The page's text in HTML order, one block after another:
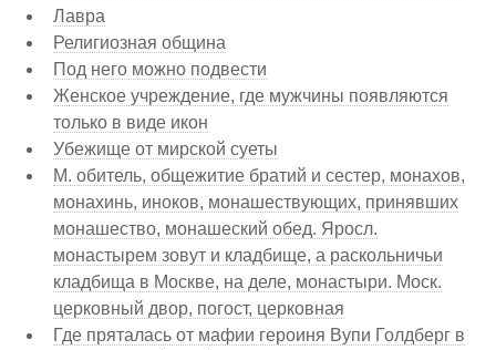
Лавра
Религиозная община
Под него можно подвести
Женское учреждение, где мужчины появляются
только в виде икон
Убежище от мирской суеты
М. обитель, общежитие братий и сестер, монахов,
монахинь, иноков, монашествующих, принявших
монашество, монашеский обед. Яросл.
монастырем зовут и кладбище, а раскольничьи
кладбища в Москве, на деле, монастыри. Моск.
церковный двор, погост, церковная
Где пряталась от мафии героиня Вупи Голдберг в